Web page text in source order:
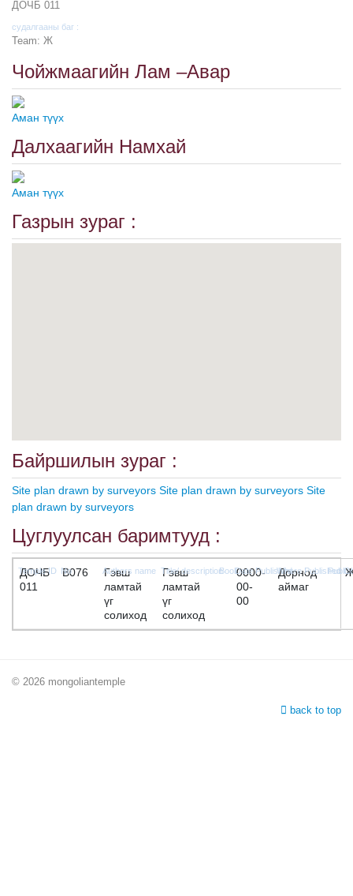
ДОЧБ 011
судалгааны баг :
Team: Ж
Чойжмаагийн Лам –Авар
Аман түүх
Далхаагийн Намхай
Аман түүх
Газрын зураг :
Байршилын зураг :
Site plan drawn by surveyors Site plan drawn by surveyors Site
plan drawn by surveyors
Цуглуулсан баримтууд :
ДОЧБ
011
B076
Гэвш
ламтай
үг
солиход
Гэвш
ламтай
үг
солиход
0000-
00-
00
Дорнод
аймаг
© 2026 mongoliantemple
back to top